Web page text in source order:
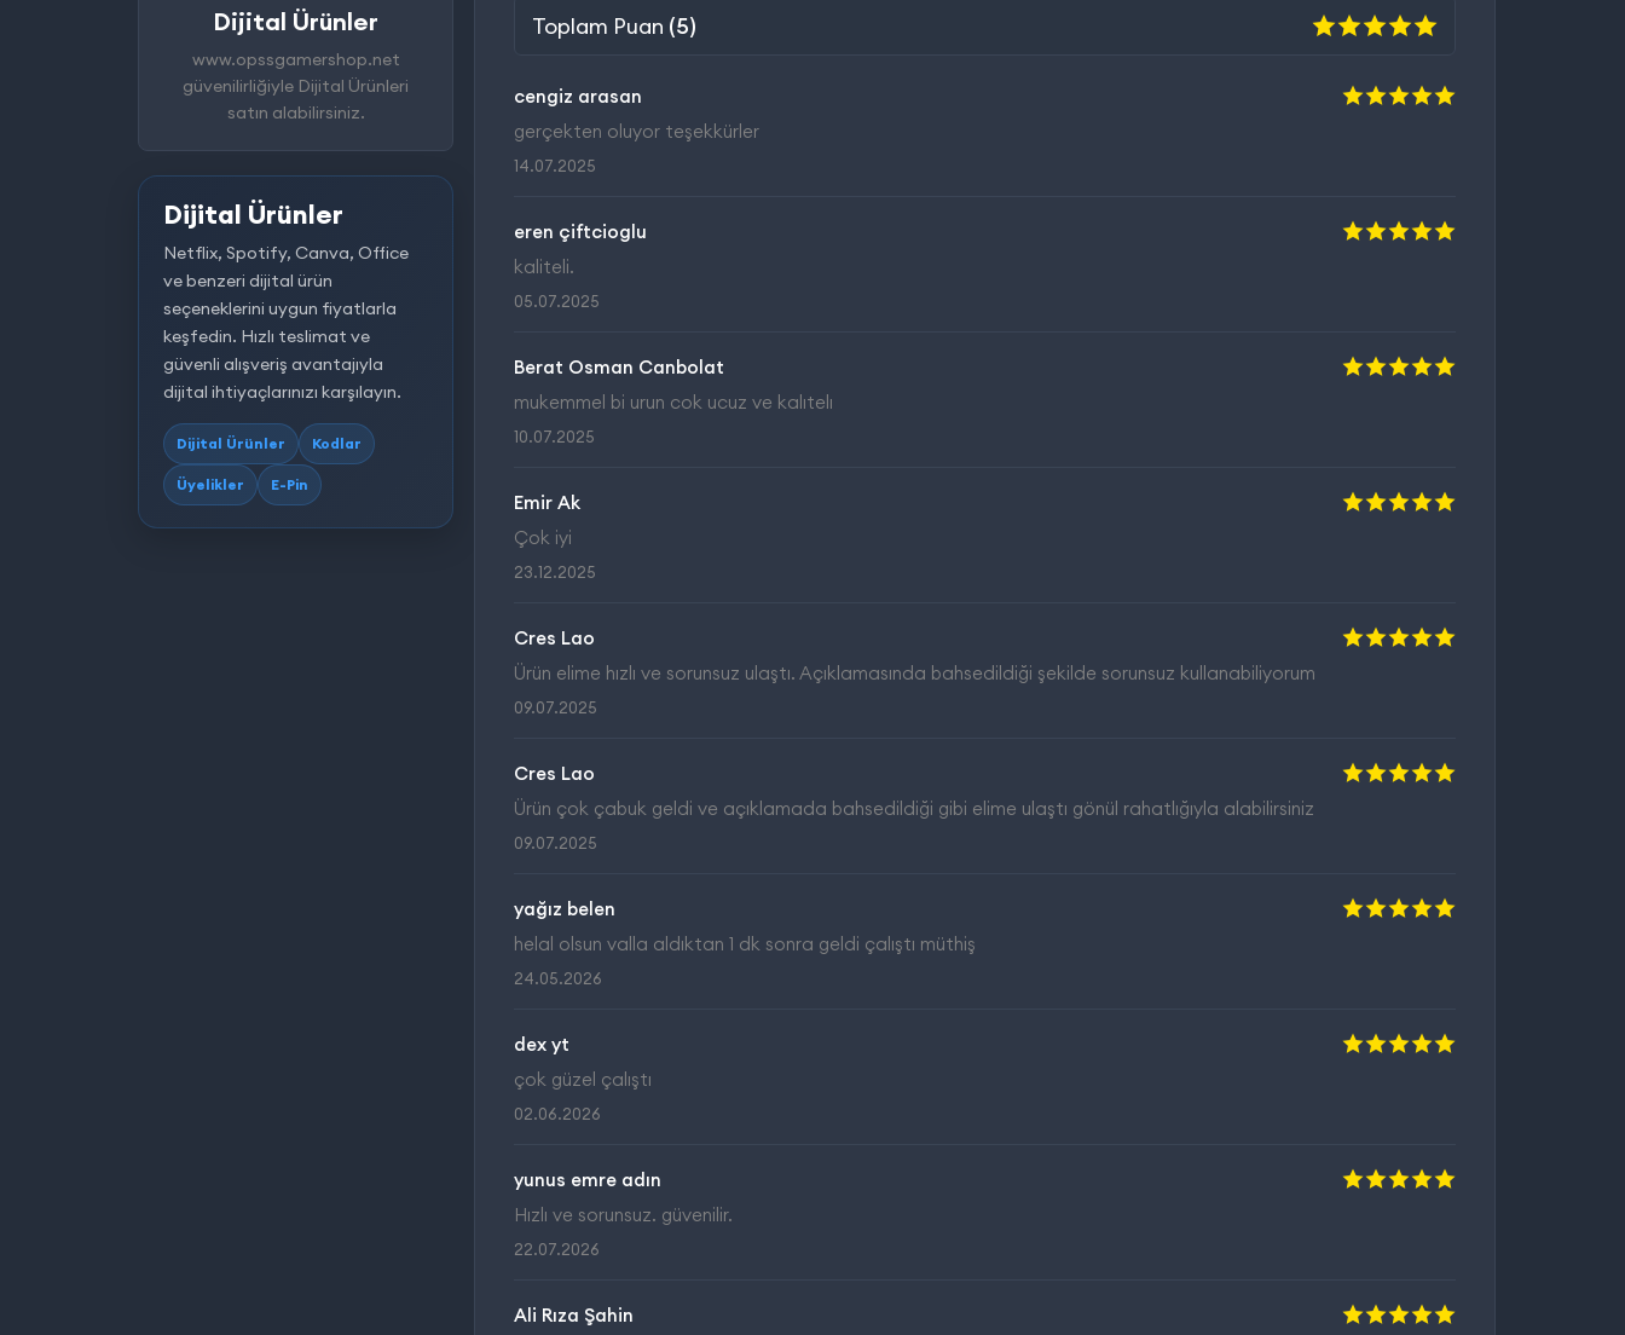
Dijital Ürünler
www.opssgamershop.net
güvenilirliğiyle Dijital Ürünleri
satın alabilirsiniz.
Dijital Ürünler
Netflix, Spotify, Canva, Office
ve benzeri dijital ürün
seçeneklerini uygun fiyatlarla
keşfedin. Hızlı teslimat ve
güvenli alışveriş avantajıyla
dijital ihtiyaçlarınızı karşılayın.
Dijital Ürünler Kodlar
Üyelikler E-Pin
Toplam Puan (5)
cengiz arasan
gerçekten oluyor teşekkürler
14.07.2025
eren çiftcioglu
kaliteli.
05.07.2025
Berat Osman Canbolat
mukemmel bi urun cok ucuz ve kalıtelı
10.07.2025
Emir Ak
Çok iyi
23.12.2025
Cres Lao
Ürün elime hızlı ve sorunsuz ulaştı. Açıklamasında bahsedildiği şekilde sorunsuz kullanabiliyorum
09.07.2025
Cres Lao
Ürün çok çabuk geldi ve açıklamada bahsedildiği gibi elime ulaştı gönül rahatlığıyla alabilirsiniz
09.07.2025
yağız belen
helal olsun valla aldıktan 1 dk sonra geldi çalıştı müthiş
24.05.2026
dex yt
çok güzel çalıştı
02.06.2026
yunus emre adın
Hızlı ve sorunsuz. güvenilir.
22.07.2026
Ali Rıza Şahin